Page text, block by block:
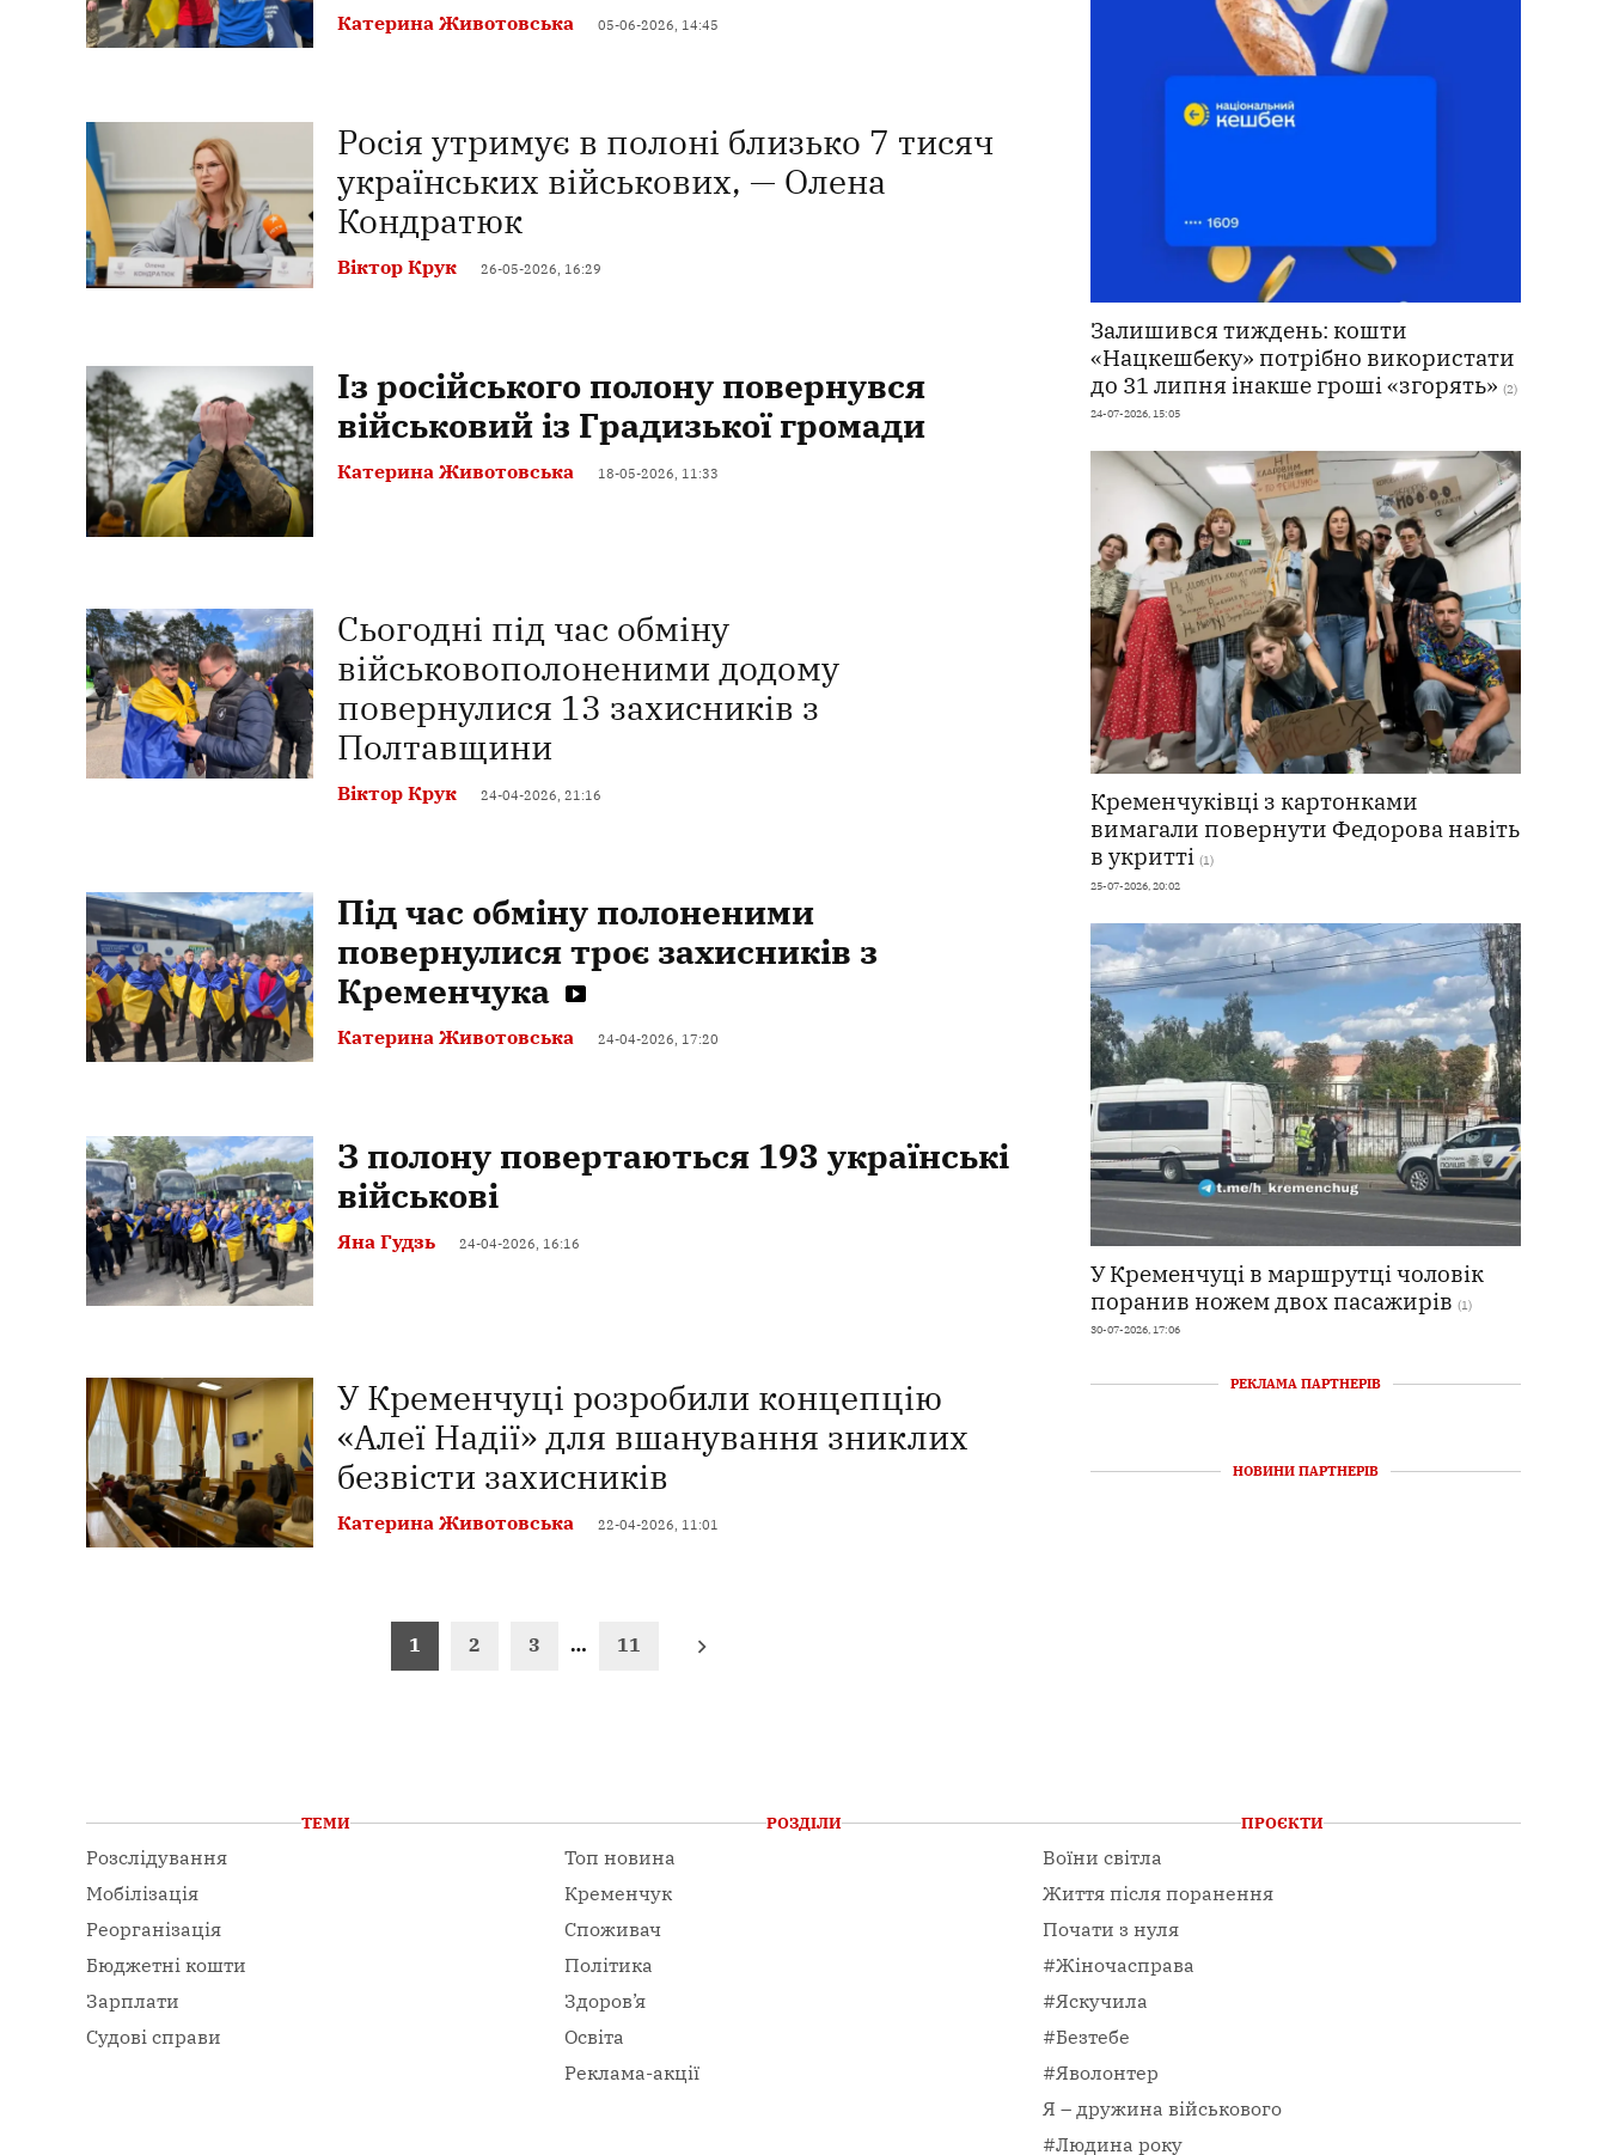
Катерина Животовська 05-06-2026, 14:45
Росія утримує в полоні близько 7 тисяч
українських військових, — Олена
Кондратюк
Віктор Крук 26-05-2026, 16:29
Із російського полону повернувся
військовий із Градизької громади
Катерина Животовська 18-05-2026, 11:33
Сьогодні під час обміну
військовополоненими додому
повернулися 13 захисників з
Полтавщини
Віктор Крук 24-04-2026, 21:16
Під час обміну полоненими
повернулися троє захисників з
Кременчука
Катерина Животовська 24-04-2026, 17:20
З полону повертаються 193 українські
військові
Яна Гудзь 24-04-2026, 16:16
У Кременчуці розробили концепцію
«Алеї Надії» для вшанування зниклих
безвісти захисників
Катерина Животовська 22-04-2026, 11:01
1 2 3 … 11
Залишився тиждень: кошти
«Нацкешбеку» потрібно використати
до 31 липня інакше гроші «згорять» (2)
24-07-2026, 15:05
Кременчуківці з картонками
вимагали повернути Федорова навіть
в укритті (1)
25-07-2026, 20:02
У Кременчуці в маршрутці чоловік
поранив ножем двох пасажирів (1)
30-07-2026, 17:06
РЕКЛАМА ПАРТНЕРІВ
НОВИНИ ПАРТНЕРІВ
ТЕМИ
Розслідування
Мобілізація
Реорганізація
Бюджетні кошти
Зарплати
Судові справи
РОЗДІЛИ
Топ новина
Кременчук
Споживач
Політика
Здоров’я
Освіта
Реклама-акції
ПРОЄКТИ
Воїни світла
Життя після поранення
Почати з нуля
#Жіночасправа
#Яскучила
#Безтебе
#Яволонтер
Я – дружина військового
#Людина року